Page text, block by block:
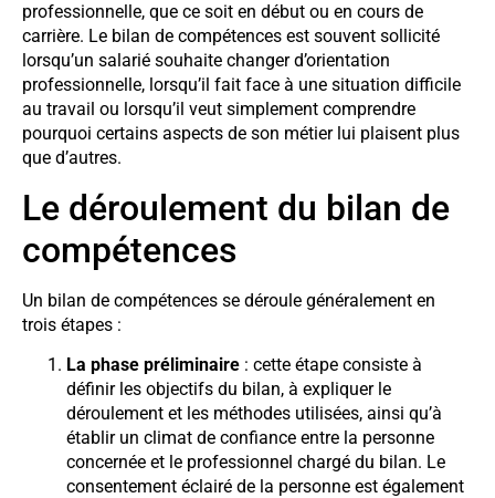
professionnelle, que ce soit en début ou en cours de
carrière. Le bilan de compétences est souvent sollicité
lorsqu’un salarié souhaite changer d’orientation
professionnelle, lorsqu’il fait face à une situation difficile
au travail ou lorsqu’il veut simplement comprendre
pourquoi certains aspects de son métier lui plaisent plus
que d’autres.
Le déroulement du bilan de
compétences
Un bilan de compétences se déroule généralement en
trois étapes :
La phase préliminaire : cette étape consiste à
définir les objectifs du bilan, à expliquer le
déroulement et les méthodes utilisées, ainsi qu’à
établir un climat de confiance entre la personne
concernée et le professionnel chargé du bilan. Le
consentement éclairé de la personne est également